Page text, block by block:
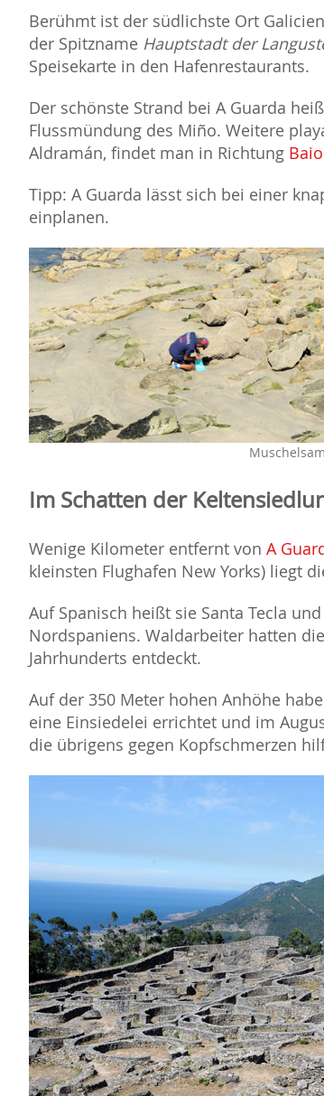
Berühmt ist der südlichste Ort
der Spitzname Hauptstadt der
Speisekarte in den Hafenrestaurants.
Der schönste Strand bei A Guarda
Flussmündung des Miño. Weitere
Aldramán, findet man in Richtung
Tipp: A Guarda lässt sich bei einer
einplanen.
Im Schatten der
Wenige Kilometer entfernt von A
kleinsten Flughafen New Yorks) liegt
Auf Spanisch heißt sie Santa Tecla
Nordspaniens. Waldarbeiter hatten
Jahrhunderts entdeckt.
Auf der 350 Meter hohen Anhöhe
eine Einsiedelei errichtet und im
die übrigens gegen Kopfschmerzen